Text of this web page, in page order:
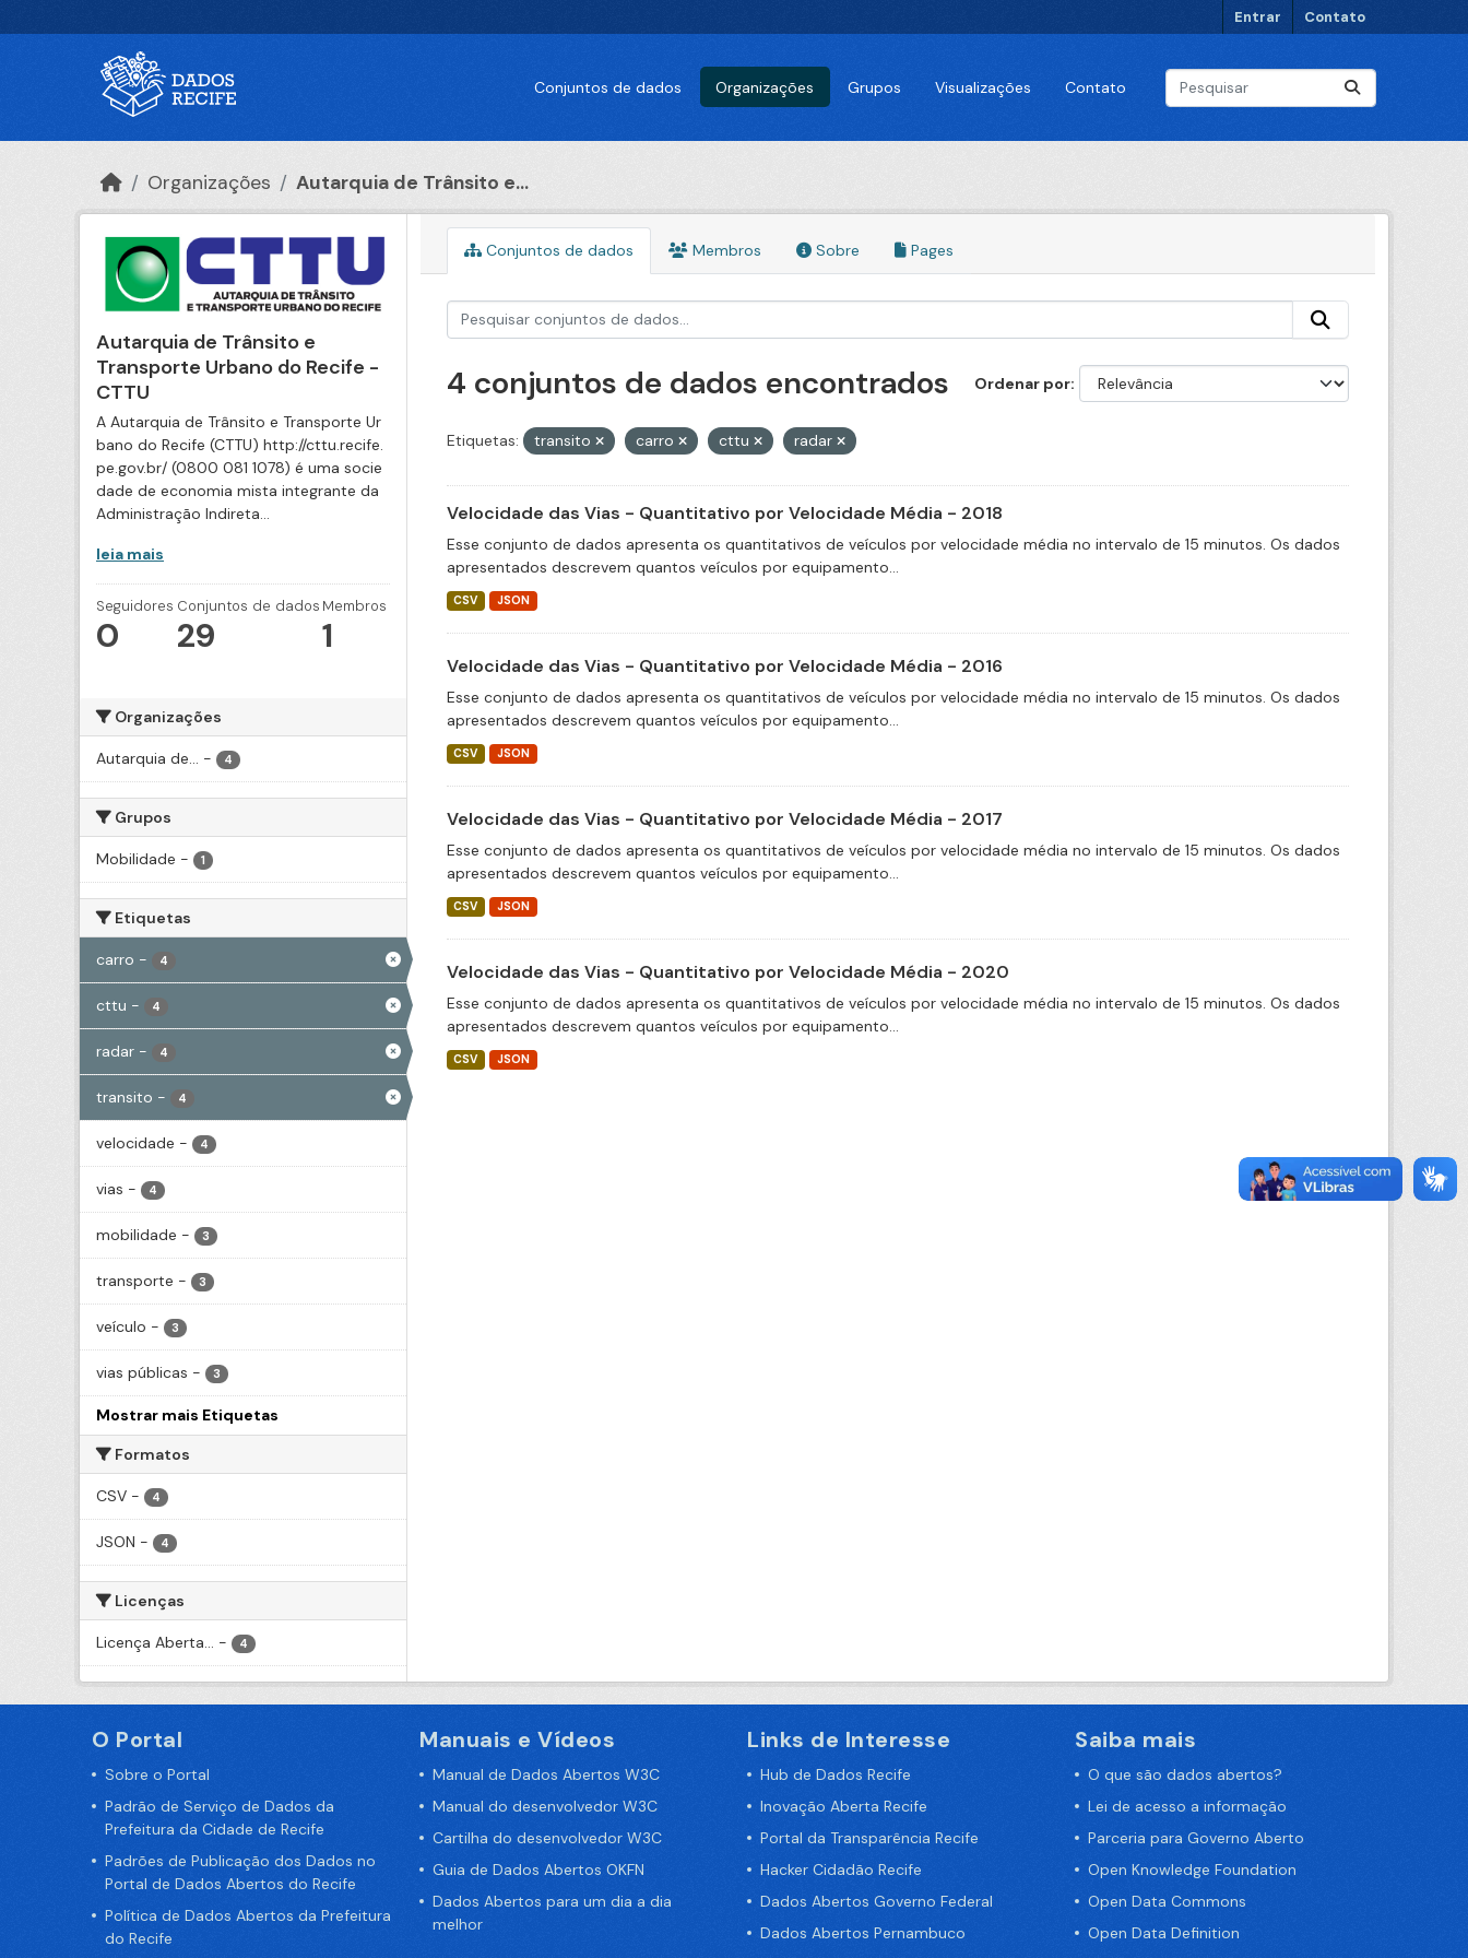
Entrar Contato
Conjuntos de dados Organizações Grupos Visualizações Contato
Organizações Autarquia de Trânsito e...
Autarquia de Trânsito e
Transporte Urbano do Recife -
CTTU
A Autarquia de Trânsito e Transporte Ur
bano do Recife (CTTU) http://cttu.recife.
pe.gov.br/ (0800 081 1078) é uma socie
dade de economia mista integrante da
Administração Indireta...
leia mais
Seguidores
0
Conjuntos de dados
29
Membros
1
Organizações
Autarquia de... - 4
Grupos
Mobilidade - 1
Etiquetas
carro - 4
cttu - 4
radar - 4
transito - 4
velocidade - 4
vias - 4
mobilidade - 3
transporte - 3
veículo - 3
vias públicas - 3
Mostrar mais Etiquetas
Formatos
CSV - 4
JSON - 4
Licenças
Licença Aberta... - 4
Conjuntos de dados Membros Sobre Pages
Ordenar por
4 conjuntos de dados encontrados
Etiquetas: transito carro cttu radar
Velocidade das Vias - Quantitativo por Velocidade Média - 2018
Esse conjunto de dados apresenta os quantitativos de veículos por velocidade média no intervalo de 15 minutos. Os dados
apresentados descrevem quantos veículos por equipamento...
CSV JSON
Velocidade das Vias - Quantitativo por Velocidade Média - 2016
Esse conjunto de dados apresenta os quantitativos de veículos por velocidade média no intervalo de 15 minutos. Os dados
apresentados descrevem quantos veículos por equipamento...
CSV JSON
Velocidade das Vias - Quantitativo por Velocidade Média - 2017
Esse conjunto de dados apresenta os quantitativos de veículos por velocidade média no intervalo de 15 minutos. Os dados
apresentados descrevem quantos veículos por equipamento...
CSV JSON
Velocidade das Vias - Quantitativo por Velocidade Média - 2020
Esse conjunto de dados apresenta os quantitativos de veículos por velocidade média no intervalo de 15 minutos. Os dados
apresentados descrevem quantos veículos por equipamento...
CSV JSON
O Portal
Sobre o Portal
Padrão de Serviço de Dados da
Prefeitura da Cidade de Recife
Padrões de Publicação dos Dados no
Portal de Dados Abertos do Recife
Política de Dados Abertos da Prefeitura
do Recife
Manuais e Vídeos
Manual de Dados Abertos W3C
Manual do desenvolvedor W3C
Cartilha do desenvolvedor W3C
Guia de Dados Abertos OKFN
Dados Abertos para um dia a dia
melhor
Links de Interesse
Hub de Dados Recife
Inovação Aberta Recife
Portal da Transparência Recife
Hacker Cidadão Recife
Dados Abertos Governo Federal
Dados Abertos Pernambuco
Saiba mais
O que são dados abertos?
Lei de acesso a informação
Parceria para Governo Aberto
Open Knowledge Foundation
Open Data Commons
Open Data Definition